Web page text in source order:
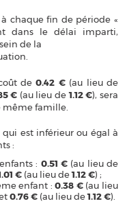
chaque fin de période «
dans le délai imparti,
de la
de0.42 € (au lieu de
€ (au lieu de1.12 €), sera
famille.
est inférieur ou égal à
:
: 0.51 € (au lieu de
€ (au lieu de1.12 €) ;
enfant :0.38 € (au lieu
0.76 € (au lieu de1.12 €).